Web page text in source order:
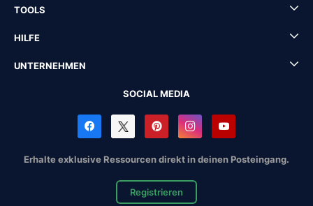
TOOLS
HILFE
UNTERNEHMEN
SOCIAL MEDIA
Erhalte exklusive Ressourcen direkt in deinen Posteingang.
Registrieren